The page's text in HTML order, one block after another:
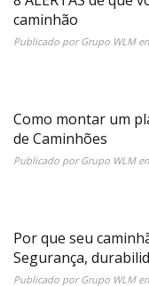
caminhão
Publicado porGrupo WLM
Como montar um
de Caminhões
Publicado porGrupo WLM
Por que seu
Segurança,
Publicado porGrupo WLM